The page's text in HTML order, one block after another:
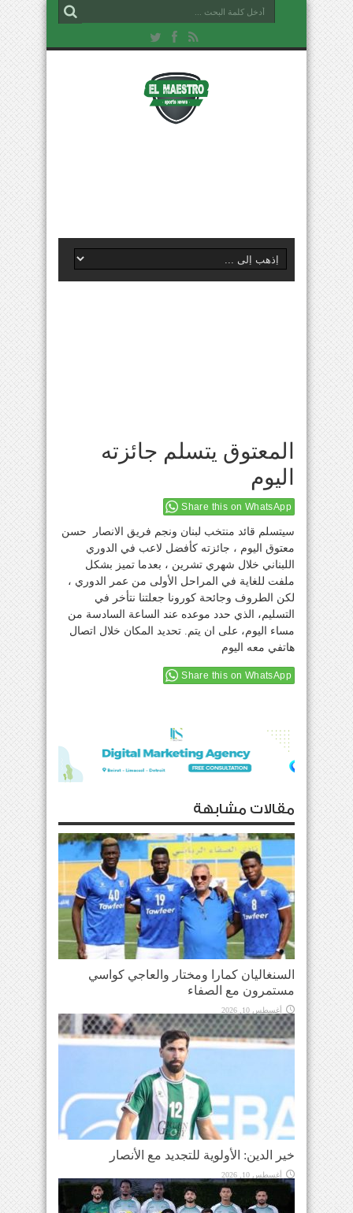
المعتوق يتسلم جائزته
اليوم
Share this on WhatsApp
سيتسلم قائد منتخب لبنان ونجم فريق الانصار حسن
معتوق اليوم ، جائزته كأفضل لاعب في الدوري
اللبناني خلال شهري تشرين ، بعدما تميز بشكل
ملفت للغاية في المراحل الأولى من عمر الدوري ،
لكن الطروف وجائحة كورونا جعلتنا نتأخر في
التسليم، الذي حدد موعده عند الساعة السادسة من
مساء اليوم، على ان يتم. تحديد المكان خلال اتصال
هاتفي معه اليوم
Share this on WhatsApp
مقالات مشابهة
السنغاليان كمارا ومختار والعاجي كواسي
مستمرون مع الصفاء
أغسطس 10, 2026
خير الدين: الأولوية للتجديد مع الأنصار
أغسطس 10, 2026